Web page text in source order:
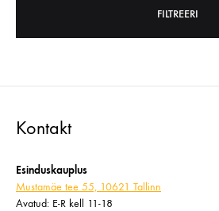
FILTREERI
Kontakt
Esinduskauplus
Mustamäe tee 55, 10621 Tallinn
Avatud: E-R kell 11-18